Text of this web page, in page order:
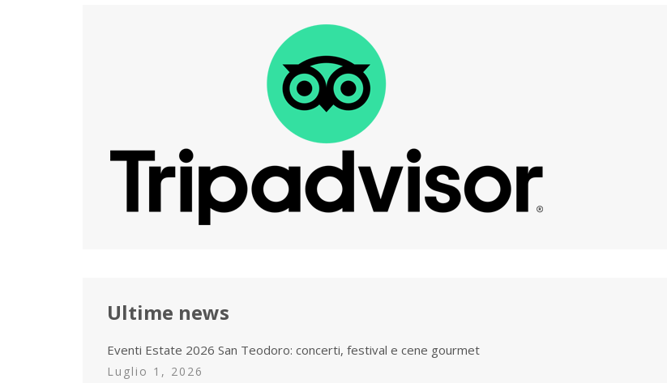
Ultime news
Eventi Estate 2026 San Teodoro: concerti, festival e cene gourmet
Luglio 1, 2026